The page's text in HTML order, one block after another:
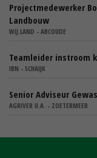
Projectmedewerker
Landbouw
WIJ.LAND - ABCOUDE
Teamleider instroom
IBN - SCHAIJK
Senior Adviseur
AGRIVER U.A. - ZOETERMEER